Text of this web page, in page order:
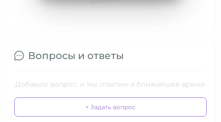
Вопросы и ответы
Добавьте вопрос, и мы ответим в ближайшее время.
+ Задать вопрос